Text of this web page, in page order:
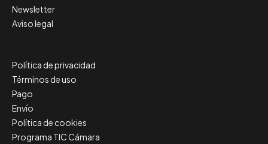
Newsletter
Aviso legal
Política de privacidad
Términos de uso
Pago
Envío
Política de cookies
Programa TIC Cámara